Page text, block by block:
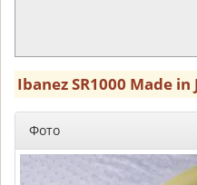
Ibanez SR1000 Made in
Фото